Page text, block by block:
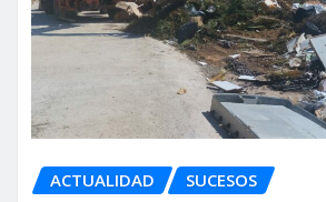
ACTUALIDAD SUCESOS